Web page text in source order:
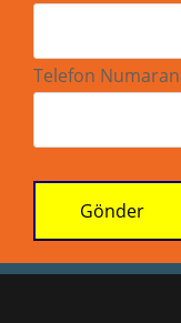
Telefon
Gönder